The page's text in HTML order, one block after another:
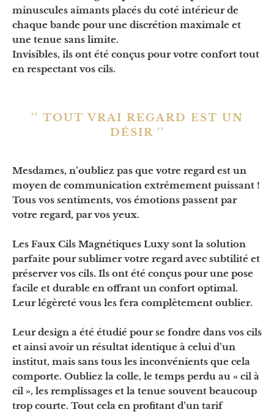
minuscules aimants placés du coté intérieur de
chaque bande pour une discrétion maximale et
une tenue sans limite.
Invisibles, ils ont été conçus pour votre confort tout
en respectant vos cils.
'' TOUT VRAI REGARD EST UN
DÉSIR ''
Mesdames, n’oubliez pas que votre regard est un
moyen de communication extrêmement puissant !
Tous vos sentiments, vos émotions passent par
votre regard, par vos yeux.
Les Faux Cils Magnétiques Luxy sont la solution
parfaite pour sublimer votre regard avec subtilité et
préserver vos cils. Ils ont été conçus pour une pose
facile et durable en offrant un confort optimal.
Leur légèreté vous les fera complètement oublier.
Leur design a été étudié pour se fondre dans vos cils
et ainsi avoir un résultat identique à celui d’un
institut, mais sans tous les inconvénients que cela
comporte. Oubliez la colle, le temps perdu au « cil à
cil », les remplissages et la tenue souvent beaucoup
trop courte. Tout cela en profitant d’un tarif